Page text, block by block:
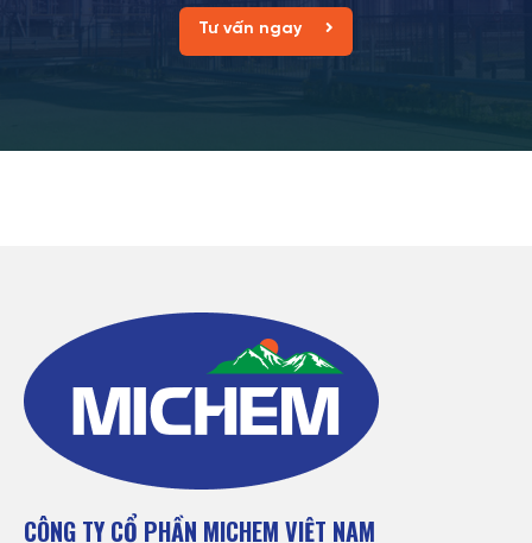
Tin tức
Wanwei Nhà Cung Cấp RDP Hàng Đầu Thế Giới
Wanwei nhà cung cấp RDP hàng đầu thế giới
Tư vấn ngay
CÔNG TY CỔ PHẦN MICHEM VIỆT NAM